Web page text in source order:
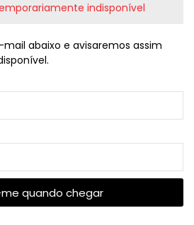
indisponível
abaixo e avisaremos assim
quando chegar